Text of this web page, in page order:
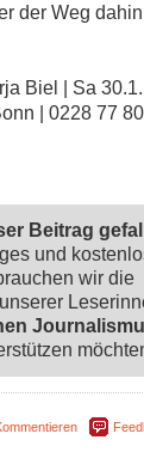
der Weg
Biel | Sa
| 0228 77
Beitrag
und
wir die